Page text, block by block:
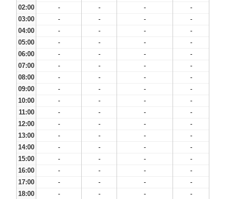
02:00
- - -
-
03:00
- - -
-
04:00
- - -
-
05:00
- - -
-
06:00
- - -
-
07:00
- - -
-
08:00
- - -
-
09:00
- - -
-
10:00
- - -
-
11:00
- - -
-
12:00
- - -
-
13:00
- - -
-
14:00
- - -
-
15:00
- - -
-
16:00
- - -
-
17:00
- - -
-
18:00
- - -
-